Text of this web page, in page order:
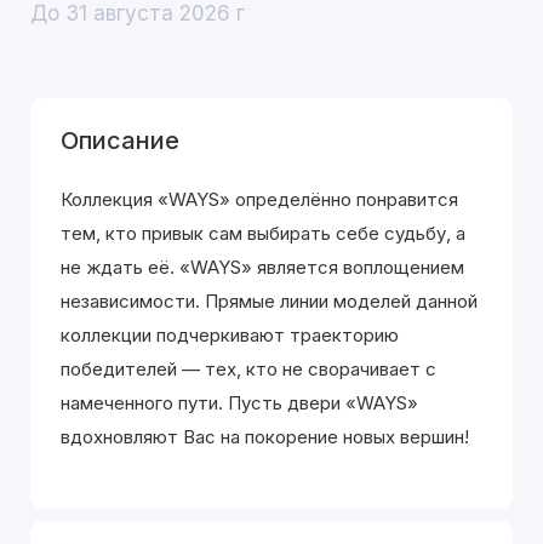
До 31 августа 2026 г
Описание
Коллекция «WAYS» определённо понравится
тем, кто привык сам выбирать себе судьбу, а
не ждать её. «WAYS» является воплощением
независимости. Прямые линии моделей данной
коллекции подчеркивают траекторию
победителей — тех, кто не сворачивает с
намеченного пути. Пусть двери «WAYS»
вдохновляют Вас на покорение новых вершин!